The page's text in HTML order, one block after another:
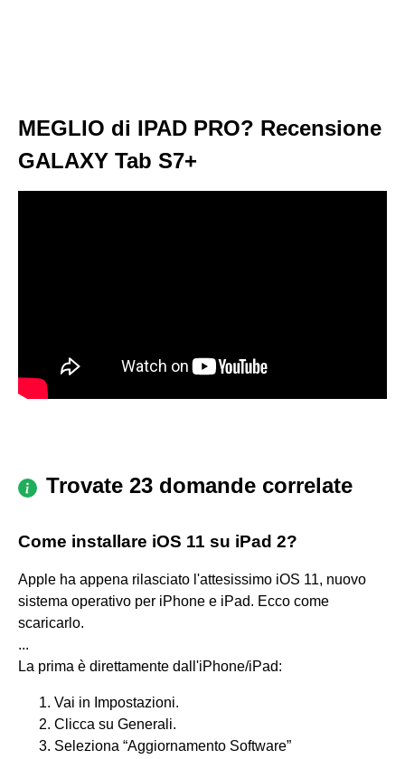
MEGLIO di IPAD PRO? Recensione
GALAXY Tab S7+
Trovate 23 domande correlate
Come installare iOS 11 su iPad 2?
Apple ha appena rilasciato l'attesissimo iOS 11, nuovo
sistema operativo per iPhone e iPad. Ecco come
scaricarlo.
...
La prima è direttamente dall'iPhone/iPad:
Vai in Impostazioni.
Clicca su Generali.
Seleziona “Aggiornamento Software”